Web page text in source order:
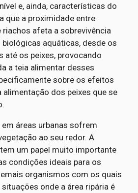
e, ainda, características do
que a proximidade entre
riachos afeta a sobrevivência
aquáticas, desde os
até os peixes, provocando
a teia alimentar desses
sobre os efeitos
alimentação dos peixes que se
áreas urbanas sofrem
ao seu redor. A
um papel muito importante
condições ideais para os
organismos com os quais
onde a área ripária é